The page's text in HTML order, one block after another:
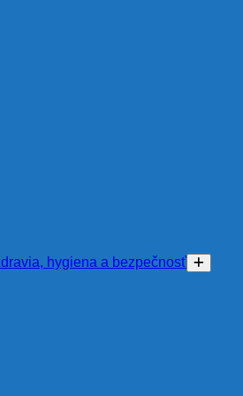
hygiena a bezpečnosť